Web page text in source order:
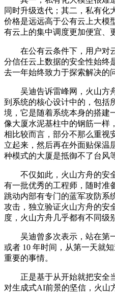
同时升级迭代；其二，私有化
价格是远远高于公有云上大模
有云上的集中调度更加便宜、
在公有云条件下，用户对
分信任云上数据的安全性始终
去一年始终致力于探索解决的
吴迪告诉雷峰网，火山方
到系统的核心设计中的，包括
境，它是随着系统本身的搭建
像大厦水泥基柱中的钢筋一样
相比较而言，部分不那么重视
立起来，然后再在外面贴保温
种模式的大厦是抵御不了台风
不仅如此，火山方舟的安
有一批优秀的工程师，随时准
跳动内部有专门的蓝军攻防系
攻击，独立验证火山方舟的安
度，火山方舟几乎都有不同级
吴迪曾多次表示，站在第
或者 10 年时间，从第一天就
重要的事情。
正是基于从开始就把安全当
对生成式AI前景的坚信，火山